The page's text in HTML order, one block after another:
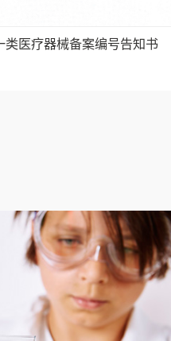
类医疗器械备案编号告知书